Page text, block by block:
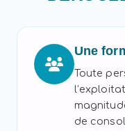
Une
Toute
de